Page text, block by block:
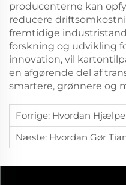
producenterne kan
reducere
fremtidige
forskning og udvikling
innovation, vil
en afgørende del af
smartere, grønnere og
Forrige: Hvordan Hjælper Tianjin ENAK
Næste: Hvordan Gør Tianjin ENAK